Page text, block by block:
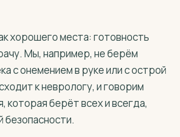
хорошего места: готовность
Мы, например, не берём
с онемением в руке или с острой
к неврологу, и говорим
которая берёт всех и всегда,
безопасности.